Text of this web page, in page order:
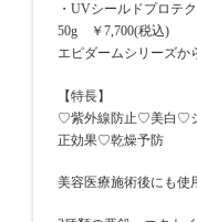
・UVシールドプロテ
50g ￥7,700(税込)
エピダームシリーズか
【特長】
♡紫外線防止♡美白♡
正効果♡乾燥予防
美容医療施術後にも使